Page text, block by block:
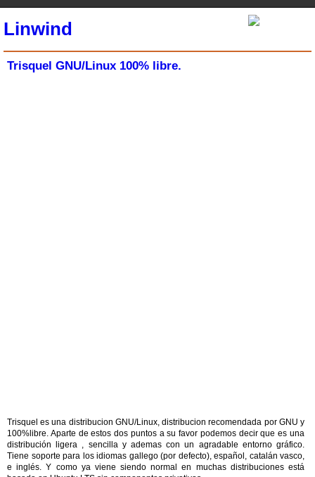
Linwind
Trisquel GNU/Linux 100% libre.
Trisquel es una distribucion GNU/Linux, distribucion recomendada por GNU y
100%libre. Aparte de estos dos puntos a su favor podemos decir que es una
distribución ligera , sencilla y ademas con un agradable entorno gráfico.
Tiene soporte para los idiomas gallego (por defecto), español, catalán vasco,
e inglés. Y como ya viene siendo normal en muchas distribuciones está